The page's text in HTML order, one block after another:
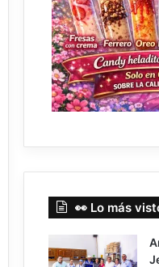
👀 Lo más